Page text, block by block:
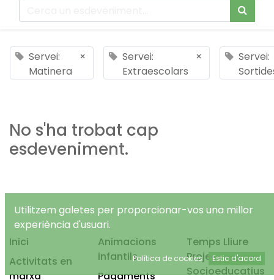
Servei:
Matinera
×
Servei:
Extraescolars
×
Servei:
No s'ha trobat cap
esdeveniment.
Inici
Activitats en
marxa
Animacions
infantils
Pagaments
Temps Lliure
Projectes
Socioeducatius
Utilitzem galetes per proporcionar-vos una millor
experiència d'usuari.
Política de cookies Estic d'acord